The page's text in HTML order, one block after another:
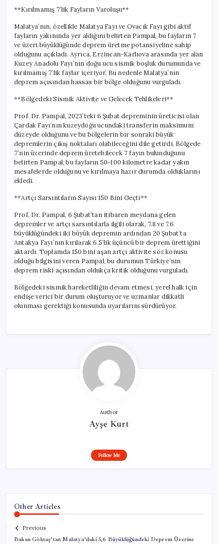
**Kırılmamış 7’lik Fayların Varoluşu**
Malatya’nın, özellikle Malatya Fayı ve Ovacık Fayı gibi aktif
fayların yakınında yer aldığını belirten Pampal, bu fayların 7
ve üzeri büyüklüğünde deprem üretme potansiyeline sahip
olduğunu açıkladı. Ayrıca, Erzincan-Karlıova arasında yer alan
Kuzey Anadolu Fayı’nın doğu ucu sismik boşluk durumunda ve
kırılmamış 7’lik faylar içeriyor. Bu nedenle Malatya’nın
deprem açısından hassas bir bölge olduğunu vurguladı.
**Bölgedeki Sismik Aktivite ve Gelecek Tehlikeleri**
Prof. Dr. Pampal, 2023’teki 6 Şubat depreminin üreticisi olan
Çardak Fayı’nın kuzeydoğu ucundaki transferin maksimum
düzeyde olduğunu ve bu bölgelerin bir sonraki büyük
depremlerin çıkış noktaları olabileceğini dile getirdi. Bölgede
7’nin üzerinde deprem üretebilecek 7 fayın bulunduğunu
belirten Pampal, bu fayların 50-100 kilometre kadar yakın
mesafelerde olduğunu ve kırılmaya hazır durumda olduklarını
ekledi.
**Artçı Sarsıntıların Sayısı 150 Bini Geçti**
Prof. Dr. Pampal, 6 Şubat’tan itibaren meydana gelen
depremler ve artçı sarsıntılarla ilgili olarak, 7.8 ve 7.6
büyüklüğündeki iki büyük depremin ardından 20 Şubat’ta
Antakya Fayı’nın kırılarak 6.5’lik üçüncü bir deprem ürettiğini
aktardı. Toplamda 150 bini aşan artçı aktivite söz konusu
olduğu bilgisini veren Pampal, bu durumun Türkiye’nin
deprem riski açısından oldukça kritik olduğunu vurguladı.
Bölgedeki sismik hareketliliğin devam etmesi, yerel halk için
endişe verici bir durum oluşturuyor ve uzmanlar dikkatli
olunması gerektiği konusunda uyarılarını sürdürüyor.
Author
Ayşe Kurt
Follow Me
Other Articles
Previous
Bakan Göktaş’tan Malatya’daki 5,6 Büyüklüğündeki Deprem Üzerine